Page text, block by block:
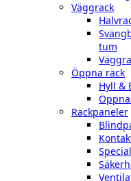
Väggrack
tum
Öppna rack
Hyll &
Rackpaneler